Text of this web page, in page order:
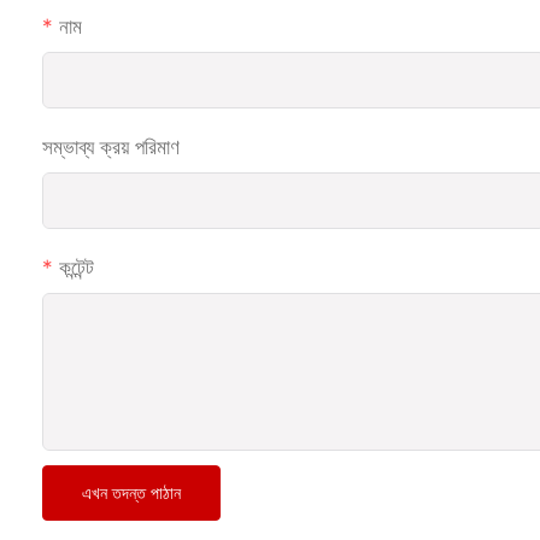
নাম
সম্ভাব্য ক্রয় পরিমাণ
কন্টেন্ট
এখন তদন্ত পাঠান